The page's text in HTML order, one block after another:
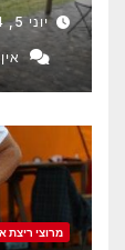
יוני 5, 2014
מרוצי ריצת